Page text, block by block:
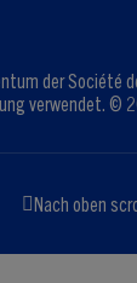
der Société
verwendet. ©
Nach oben